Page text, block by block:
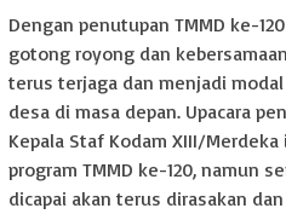
Dengan penutupan TMMD ke-
gotong royong dan
terus terjaga dan menjadi
desa di masa depan. Upacara
Kepala Staf Kodam XIII/
program TMMD ke-120, namun
dicapai akan terus dirasakan